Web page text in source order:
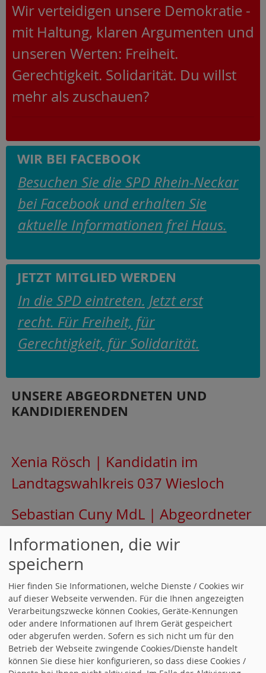
Wir verteidigen unsere Demokratie -
mit Haltung, klaren Argumenten und
unseren Werten: Freiheit.
Gerechtigkeit. Solidarität. Du willst
mehr als zuschauen?
WIR BEI FACEBOOK
Besuchen Sie die SPD Rhein-Neckar
bei Facebook und erhalten Sie
aktuelle Informationen frei Haus.
JETZT MITGLIED WERDEN
In die SPD eintreten. Jetzt erst
recht. Für Freiheit, für
Gerechtigkeit, für Solidarität.
UNSERE ABGEORDNETEN UND
KANDIDIERENDEN
Xenia Rösch | Kandidatin im
Landtagswahlkreis 037 Wiesloch
Sebastian Cuny MdL | Abgeordneter
und Kandidat im Landtagsahlkreis
039 Weinheim
Vicent Kilian | Kandidat im
Landtagswahlkreis 040
Schwetzingen
Jan-Peter Röderer MdL |
Informationen, die wir
speichern
Hier finden Sie Informationen, welche Dienste / Cookies wir
auf dieser Webseite verwenden. Für die Ihnen angezeigten
Verarbeitungszwecke können Cookies, Geräte-Kennungen
oder andere Informationen auf Ihrem Gerät gespeichert
oder abgerufen werden. Sofern es sich nicht um für den
Betrieb der Webseite zwingende Cookies/Dienste handelt
können Sie diese hier konfigurieren, so dass diese Cookies /